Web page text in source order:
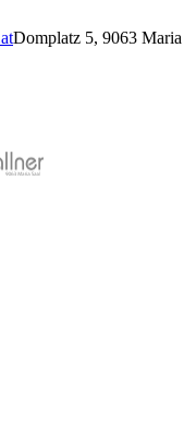
Domplatz 5, 9063 Maria